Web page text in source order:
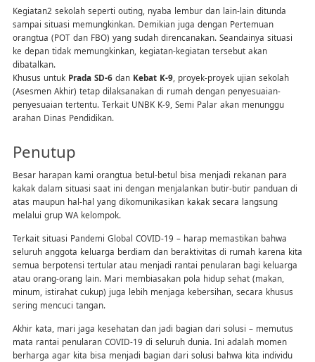
Kegiatan2 sekolah seperti outing, nyaba lembur dan lain-lain ditunda
sampai situasi memungkinkan. Demikian juga dengan Pertemuan
orangtua (POT dan FBO) yang sudah direncanakan. Seandainya situasi
ke depan tidak memungkinkan, kegiatan-kegiatan tersebut akan
dibatalkan.
Khusus untuk Prada SD-6dan Kebat K-9, proyek-proyek ujian sekolah
(Asesmen Akhir) tetap dilaksanakan di rumah dengan penyesuaian-
penyesuaian tertentu. Terkait UNBK K-9, Semi Palar akan menunggu
arahan Dinas Pendidikan.
Penutup
Besar harapan kami orangtua betul-betul bisa menjadi rekanan para
kakak dalam situasi saat ini dengan menjalankan butir-butir panduan di
atas maupun hal-hal yang dikomunikasikan kakak secara langsung
melalui grup WA kelompok.
Terkait situasi Pandemi Global COVID-19 – harap memastikan bahwa
seluruh anggota keluarga berdiam dan beraktivitas di rumah karena kita
semua berpotensi tertular atau menjadi rantai penularan bagi keluarga
atau orang-orang lain. Mari membiasakan pola hidup sehat (makan,
minum, istirahat cukup) juga lebih menjaga kebersihan, secara khusus
sering mencuci tangan.
Akhir kata, mari jaga kesehatan dan jadi bagian dari solusi – memutus
mata rantai penularan COVID-19 di seluruh dunia. Ini adalah momen
berharga agar kita bisa menjadi bagian dari solusi bahwa kita individu